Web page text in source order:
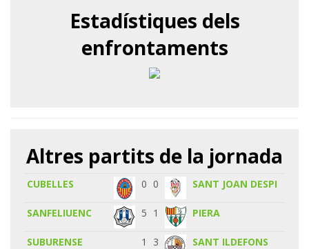
Estadístiques dels
enfrontaments
Altres partits de la jornada
CUBELLES 0 0 SANT JOAN DESPI
SANFELIUENC 5 1 PIERA
SUBURENSE 1 3 SANT ILDEFONS